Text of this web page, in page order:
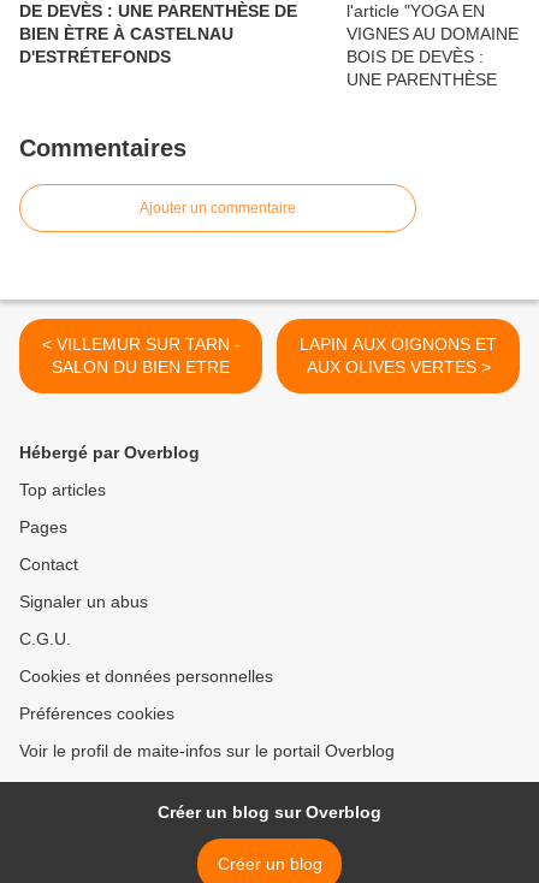
DE DEVÈS : UNE PARENTHÈSE DE
BIEN ÈTRE À CASTELNAU
D'ESTRÉTEFONDS
Commentaires
Ajouter un commentaire
< VILLEMUR SUR TARN -
SALON DU BIEN ETRE
LAPIN AUX OIGNONS ET
AUX OLIVES VERTES >
Hébergé par Overblog
Top articles
Pages
Contact
Signaler un abus
C.G.U.
Cookies et données personnelles
Préférences cookies
Voir le profil de maite-infos sur le portail Overblog
Créer un blog sur Overblog
Créer un blog